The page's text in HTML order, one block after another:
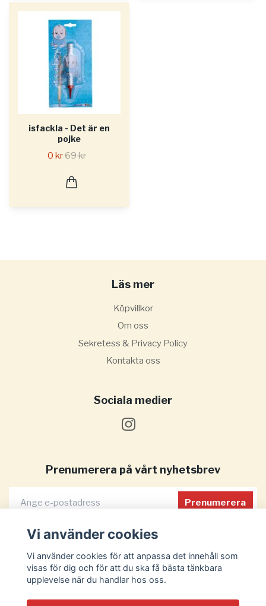
isfackla - Det är en
pojke
0 kr69 kr
Läs mer
Köpvillkor
Om oss
Sekretess & Privacy Policy
Kontakta oss
Sociala medier
Prenumerera på vårt nyhetsbrev
Prenumerera
Vi använder cookies
Vi använder cookies för att anpassa det innehåll som
visas för dig och för att du ska få bästa tänkbara
upplevelse när du handlar hos oss.